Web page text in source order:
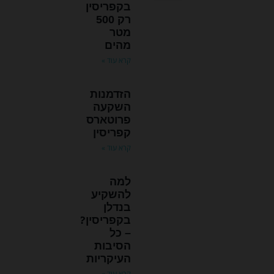
בקפריסין
רק 500
מטר
מהים
קרא עוד »
הזדמנות
השקעה
פרוטארס
קפריסין
קרא עוד »
למה
להשקיע
בנדלן
בקפריסין?
– כל
הסיבות
העיקריות